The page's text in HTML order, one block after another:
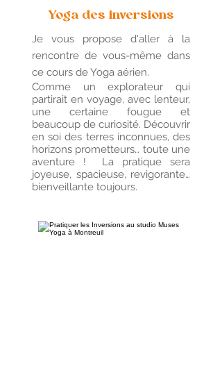
Yoga des inversions
Je vous propose d'aller à la
rencontre de vous-même dans
ce cours de Yoga aérien.
Comme un explorateur qui
partirait en voyage, avec lenteur,
une certaine fougue et
beaucoup de curiosité. Découvrir
en soi des terres inconnues, des
horizons prometteurs… toute une
aventure ! La pratique sera
joyeuse, spacieuse, revigorante…
bienveillante toujours.